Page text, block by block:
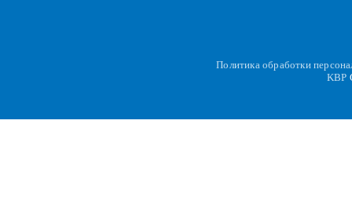
Политика обработки
KBP